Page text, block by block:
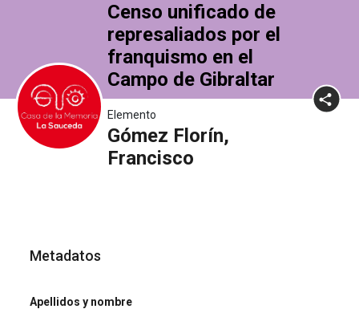
Censo unificado de
represaliados por el
franquismo en el
Campo de Gibraltar
Elemento
Gómez Florín,
Francisco
Metadatos
Apellidos y nombre